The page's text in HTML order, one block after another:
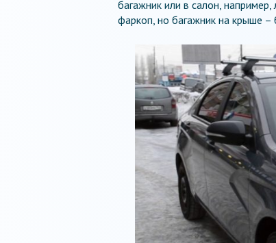
багажник или в салон,
фаркоп, но багажник на крыше –